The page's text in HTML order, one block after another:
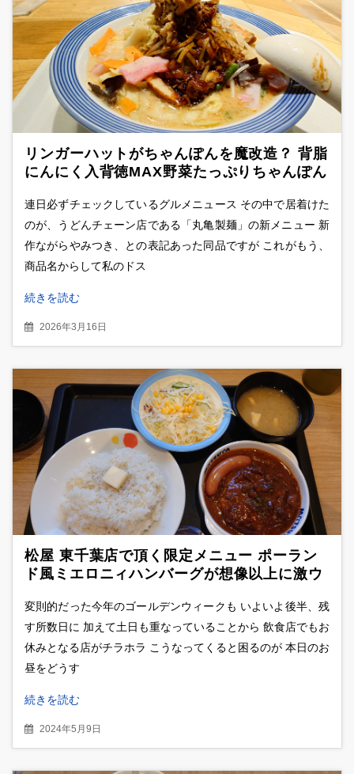
リンガーハットがちゃんぽんを魔改造？ 背脂
にんにく入背徳MAX野菜たっぷりちゃんぽん
連日必ずチェックしているグルメニュース その中で居着けた
のが、うどんチェーン店である「丸亀製麺」の新メニュー 新
作ながらやみつき、との表記あった同品ですが これがもう、
商品名からして私のドス
続きを読む
2026年3月16日
松屋 東千葉店で頂く限定メニュー ポーラン
ド風ミエロニィハンバーグが想像以上に激ウ
変則的だった今年のゴールデンウィークも いよいよ後半、残
す所数日に 加えて土日も重なっていることから 飲食店でもお
休みとなる店がチラホラ こうなってくると困るのが 本日のお
昼をどうす
続きを読む
2024年5月9日